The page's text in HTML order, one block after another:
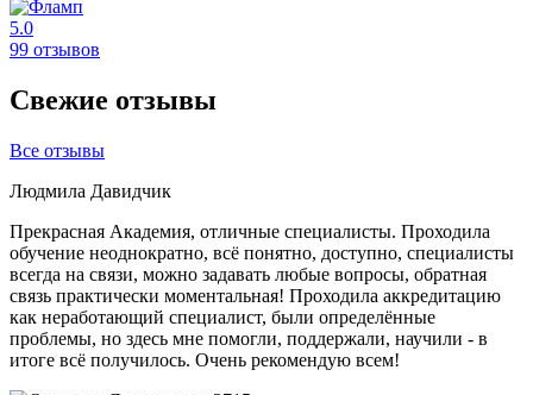
5.0
99 отзывов
Свежие отзывы
Все отзывы
Людмила Давидчик
Прекрасная Академия, отличные специалисты. Проходила
обучение неоднократно, всё понятно, доступно, специалисты
всегда на связи, можно задавать любые вопросы, обратная
связь практически моментальная! Проходила аккредитацию
как неработающий специалист, были определённые
проблемы, но здесь мне помогли, поддержали, научили - в
итоге всё получилось. Очень рекомендую всем!